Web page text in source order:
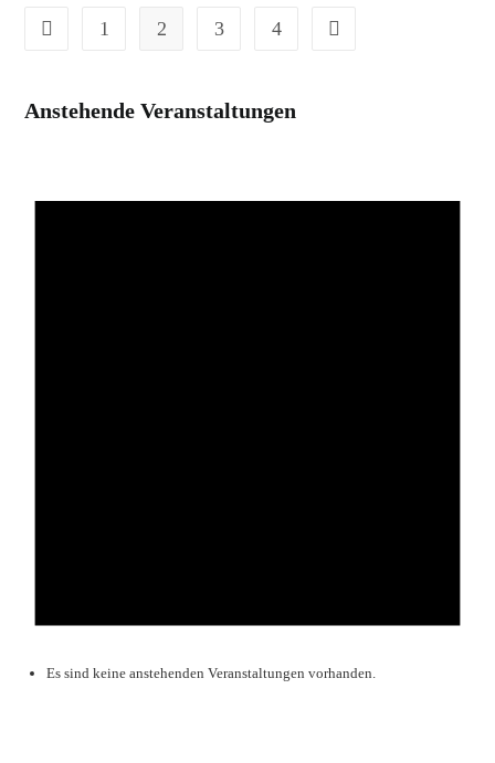
Gehe zur vorherigen Seite
1 2 3 4
Anstehende Veranstaltungen
Es sind keine anstehenden Veranstaltungen vorhanden.